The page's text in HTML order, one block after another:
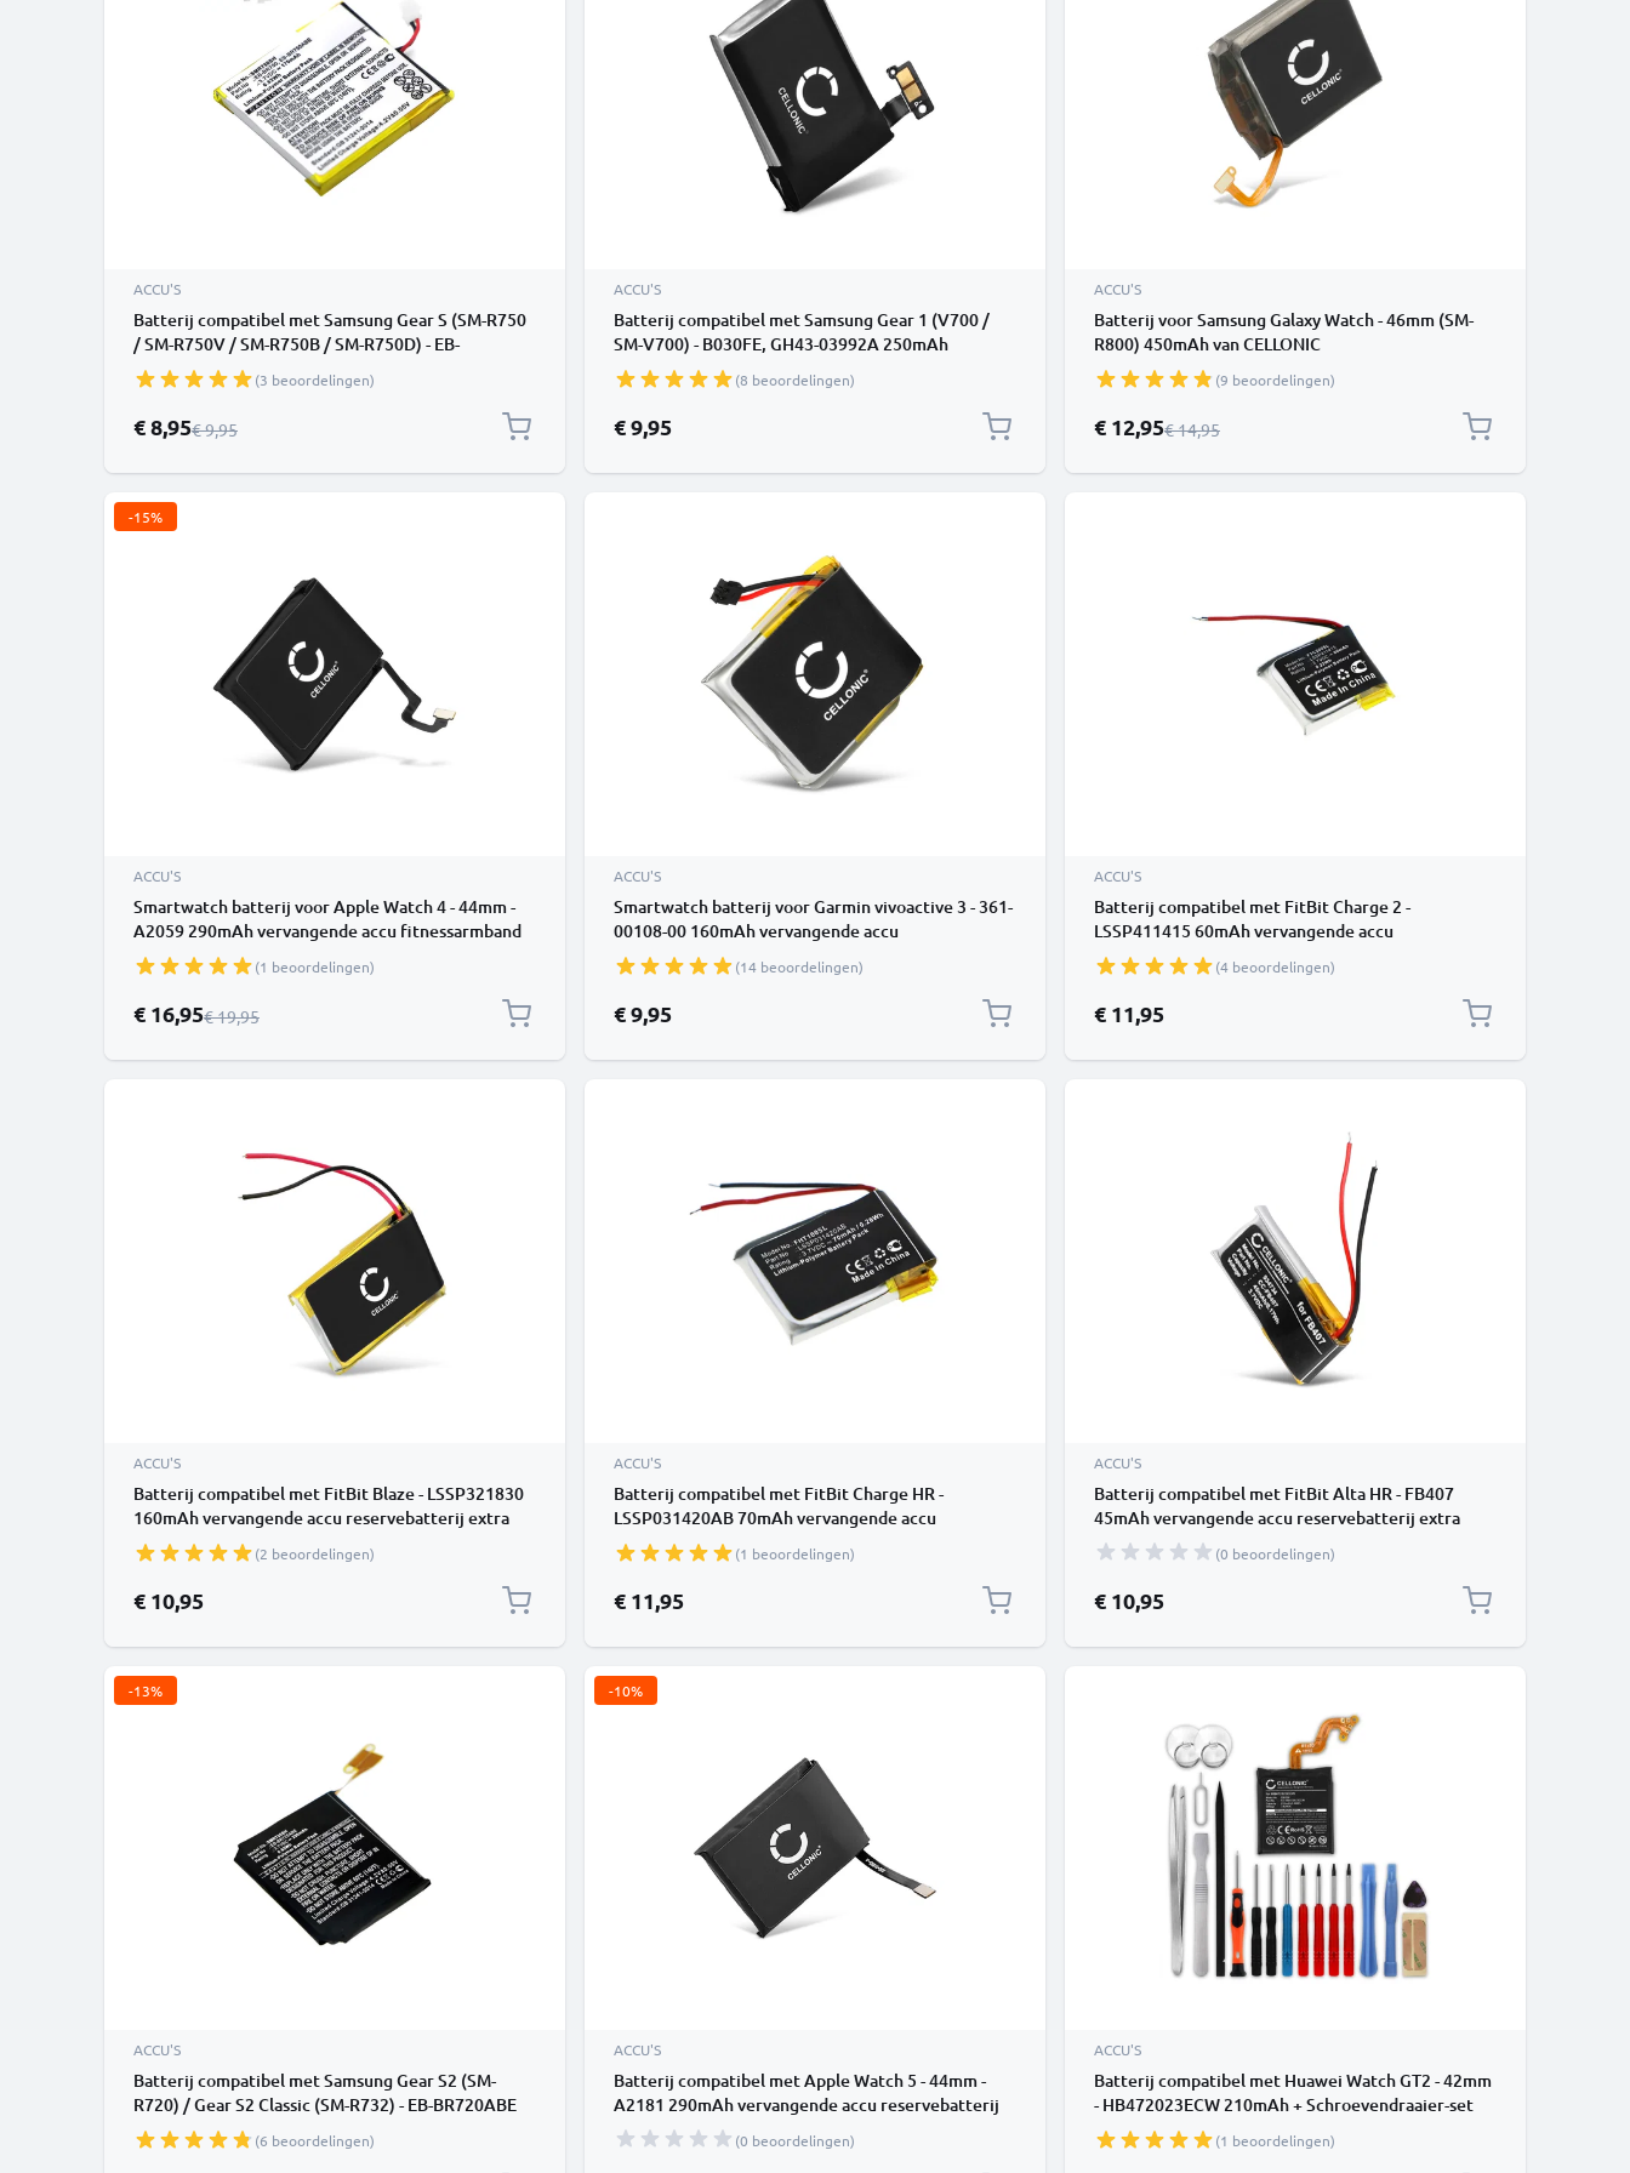
ACCU'S
Batterij compatibel met Samsung Gear S (SM-R750
/ SM-R750V / SM-R750B / SM-R750D) - EB-
BR750ABE 170mAh vervangende accu
reservebatterij extra energie
(3 beoordelingen)
Speciale prijs
€ 8,95Normale prijs
€ 9,95
ACCU'S
Batterij compatibel met Samsung Gear 1 (V700 /
SM-V700) - B030FE, GH43-03992A 250mAh
vervangende accu reservebatterij extra energie
(8 beoordelingen)
€ 9,95
ACCU'S
Batterij voor Samsung Galaxy Watch - 46mm (SM-
R800) 450mAh van CELLONIC
(9 beoordelingen)
Speciale prijs
€ 12,95Normale prijs
€ 14,95
-15%
ACCU'S
Smartwatch batterij voor Apple Watch 4 - 44mm -
A2059 290mAh vervangende accu fitnessarmband
(1 beoordelingen)
Speciale prijs
€ 16,95Normale prijs
€ 19,95
ACCU'S
Smartwatch batterij voor Garmin vivoactive 3 - 361-
00108-00 160mAh vervangende accu
fitnessarmband (14 beoordelingen)
€ 9,95
ACCU'S
Batterij compatibel met FitBit Charge 2 -
LSSP411415 60mAh vervangende accu
reservebatterij extra energie
(4 beoordelingen)
€ 11,95
ACCU'S
Batterij compatibel met FitBit Blaze - LSSP321830
160mAh vervangende accu reservebatterij extra
energie
(2 beoordelingen)
€ 10,95
ACCU'S
Batterij compatibel met FitBit Charge HR -
LSSP031420AB 70mAh vervangende accu
reservebatterij extra energie
(1 beoordelingen)
€ 11,95
ACCU'S
Batterij compatibel met FitBit Alta HR - FB407
45mAh vervangende accu reservebatterij extra
energie
(0 beoordelingen)
€ 10,95
-13%
ACCU'S
Batterij compatibel met Samsung Gear S2 (SM-
R720) / Gear S2 Classic (SM-R732) - EB-BR720ABE
250mAh vervangende accu reservebatterij extra
energie
(6 beoordelingen)
-10%
ACCU'S
Batterij compatibel met Apple Watch 5 - 44mm -
A2181 290mAh vervangende accu reservebatterij
extra energie
(0 beoordelingen)
ACCU'S
Batterij compatibel met Huawei Watch GT2 - 42mm
- HB472023ECW 210mAh + Schroevendraaier-set
vervangende accu reservebatterij extra energie
(1 beoordelingen)